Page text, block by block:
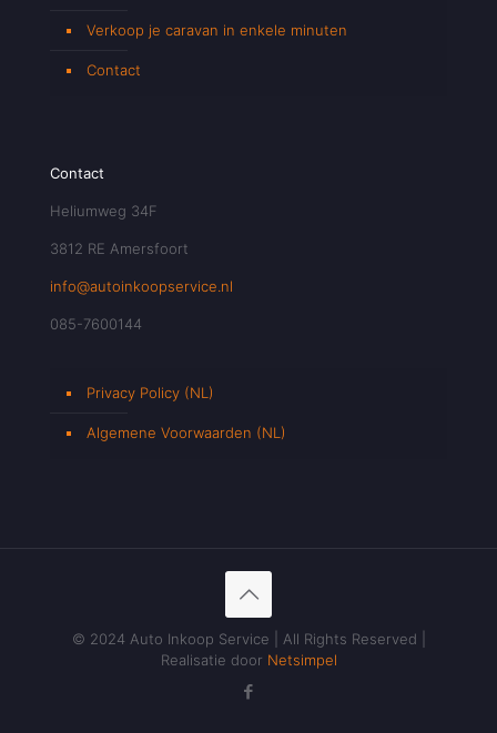
Verkoop je caravan in enkele minuten
Contact
Contact
Heliumweg 34F
3812 RE Amersfoort
info@autoinkoopservice.nl
085-7600144
Privacy Policy (NL)
Algemene Voorwaarden (NL)
© 2024 Auto Inkoop Service | All Rights Reserved |
Realisatie door Netsimpel